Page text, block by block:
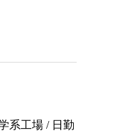
系工場 / 日勤